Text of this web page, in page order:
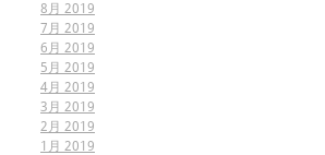
8月 2019
7月 2019
6月 2019
5月 2019
4月 2019
3月 2019
2月 2019
1月 2019